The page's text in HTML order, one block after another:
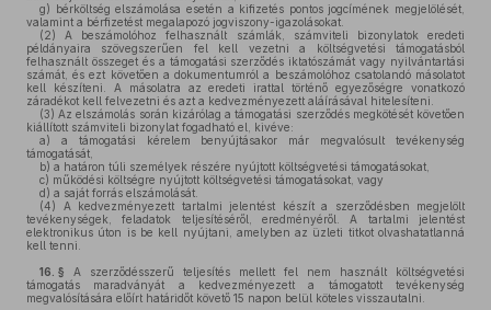
g) bérköltség elszámolása esetén a kifizetés pontos jogcímének megjelölését,
valamint a bérfizetést megalapozó jogviszony-igazolásokat.
(2) A beszámolóhoz felhasznált számlák, számviteli bizonylatok eredeti
példányaira szövegszerűen fel kell vezetni a költségvetési támogatásból
felhasznált összeget és a támogatási szerződés iktatószámát vagy nyilvántartási
számát, és ezt követően a dokumentumról a beszámolóhoz csatolandó másolatot
kell készíteni. A másolatra az eredeti irattal történő egyezőségre vonatkozó
záradékot kell felvezetni és azt a kedvezményezett aláírásával hitelesíteni.
(3) Az elszámolás során kizárólag a támogatási szerződés megkötését követően
kiállított számviteli bizonylat fogadható el, kivéve:
a) a támogatási kérelem benyújtásakor már megvalósult tevékenység
támogatását,
b) a határon túli személyek részére nyújtott költségvetési támogatásokat,
c) működési költségre nyújtott költségvetési támogatásokat, vagy
d) a saját forrás elszámolását.
(4) A kedvezményezett tartalmi jelentést készít a szerződésben megjelölt
tevékenységek, feladatok teljesítéséről, eredményéről. A tartalmi jelentést
elektronikus úton is be kell nyújtani, amelyben az üzleti titkot olvashatatlanná
kell tenni.
16. § A szerződésszerű teljesítés mellett fel nem használt költségvetési
támogatás maradványát a kedvezményezett a támogatott tevékenység
megvalósítására előírt határidőt követő 15 napon belül köteles visszautalni.